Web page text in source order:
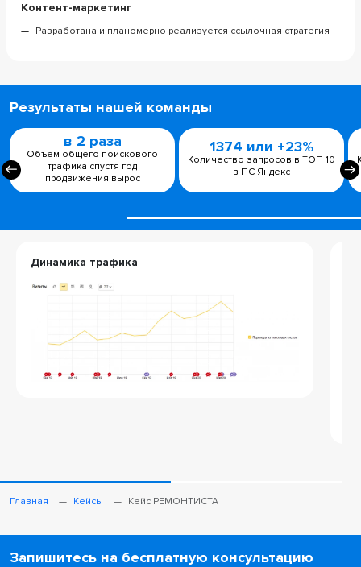
Контент-маркетинг
Разработана и планомерно реализуется ссылочная стратегия
Результаты нашей команды
в 2 раза
Объем общего поискового
трафика спустя год
продвижения вырос
1374 или +23%
Количество запросов в ТОП 10
в ПС Яндекс
Динамика трафика
Главная Кейсы Кейс РЕМОНТИСТА
Запишитесь на бесплатную консультацию